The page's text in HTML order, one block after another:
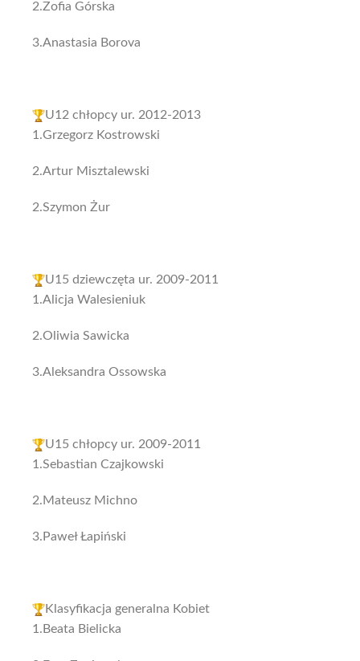
2.Zofia Górska
3.Anastasia Borova
U12 chłopcy ur. 2012-2013
1.Grzegorz Kostrowski
2.Artur Misztalewski
2.Szymon Żur
U15 dziewczęta ur. 2009-2011
1.Alicja Walesieniuk
2.Oliwia Sawicka
3.Aleksandra Ossowska
U15 chłopcy ur. 2009-2011
1.Sebastian Czajkowski
2.Mateusz Michno
3.Paweł Łapiński
Klasyfikacja generalna Kobiet
1.Beata Bielicka